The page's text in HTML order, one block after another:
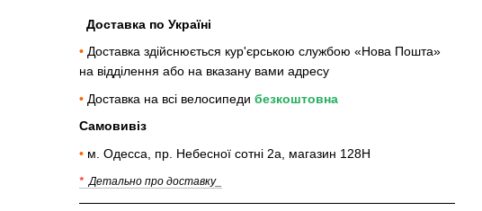
Доставка по Україні
• Доставка здійснюється кур'єрською службою «Нова Пошта»
на відділення або на вказану вами адресу
• Доставка на всі велосипеди безкоштовна
Самовивіз
• м. Одесса, пр. Небесної сотні 2а, магазин 128Н
* Детально про доставку_